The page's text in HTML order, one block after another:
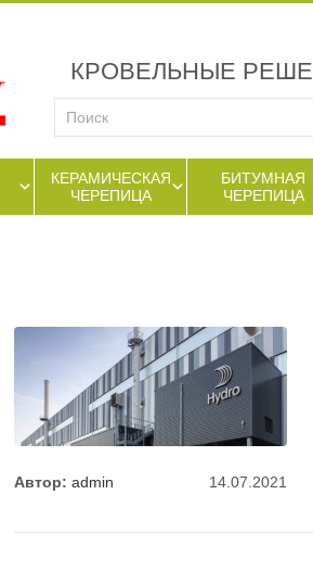
КРОВЕЛЬНЫЕ
КЕРАМИЧЕСКАЯ
ЧЕРЕПИЦА
БИТУМНАЯ
ЧЕРЕПИЦА
14.07.2021
Автор: admin